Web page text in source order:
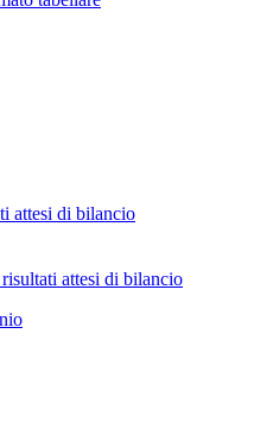
attesi di bilancio
attesi di bilancio